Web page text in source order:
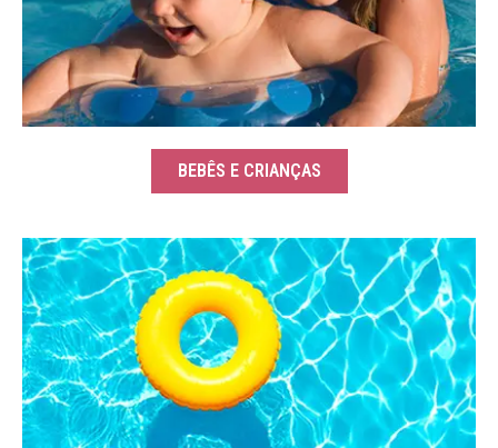
BEBÊS E CRIANÇAS